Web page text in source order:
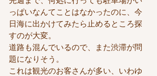
っぱいなんてことはなかったのに、今
日海に出かけてみたら止めるところ探
すのが大変。
道路も混んでいるので、また渋滞が問
題になりそう。
これは観光のお客さんが多い、いわゆ